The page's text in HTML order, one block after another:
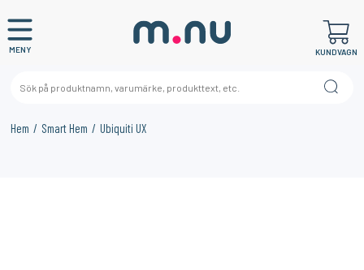
MENY KUNDVAGN
Hem Smart Hem Ubiquiti UX